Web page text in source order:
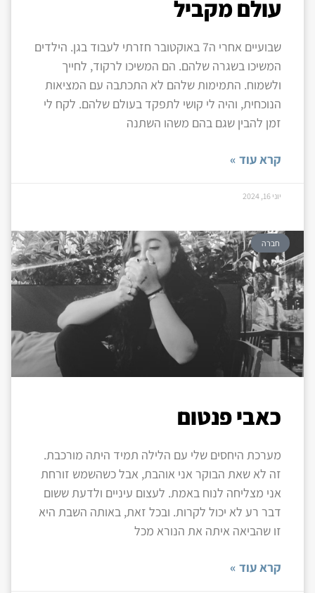
עולם מקביל
שבועיים אחרי ה7 באוקטובר חזרתי לעבוד בגן. הילדים
המשיכו בשגרה שלהם. הם המשיכו לרקוד, לחייך
ולשמוח. התמימות שלהם לא התכתבה עם המציאות
הנוכחית, והיה לי קושי לתפקד בעולם שלהם. לקח לי
זמן להבין שגם בהם משהו השתנה
קרא עוד »
יוני 16, 2024
חברה
כאבי פנטום
מערכת היחסים שלי עם הלילה תמיד היתה מורכבת.
זה לא שאת הבוקר אני אוהבת, אבל כשהשמש זורחת
אני מצליחה לנוח באמת. לעצום עיניים ולדעת ששום
דבר רע לא יכול לקרות. ובכל זאת, באותה השבת היא
זו שהביאה איתה את הנורא מכל
קרא עוד »